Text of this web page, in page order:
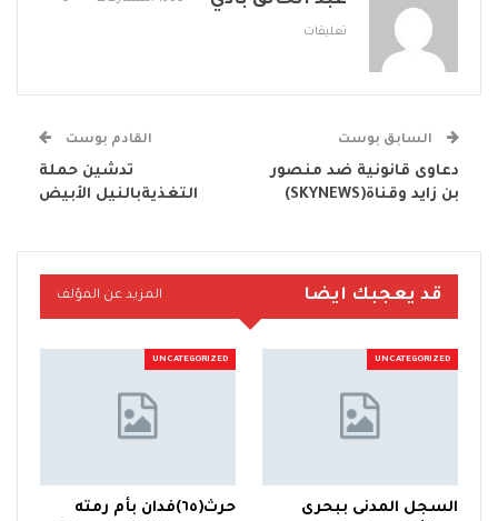
تعليقات
السابق بوست
دعاوى قانونية ضد منصور
بن زايد وقناة(SKYNEWS)
القادم بوست
تدشين حملة
التغذيةبالنيل الأبيض
قد يعجبك ايضا المزيد عن المؤلف
UNCATEGORIZED
السجل المدنى ببحرى
UNCATEGORIZED
حرث(٦٥)فدان بأم رمته